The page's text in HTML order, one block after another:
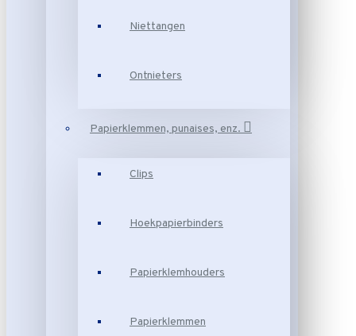
Niettangen
Ontnieters
Papierklemmen, punaises, enz.
Clips
Hoekpapierbinders
Papierklemhouders
Papierklemmen